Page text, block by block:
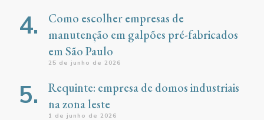
Como escolher empresas de
manutenção em galpões pré-fabricados
em São Paulo
25 de junho de 2026
Requinte: empresa de domos industriais
na zona leste
1 de junho de 2026